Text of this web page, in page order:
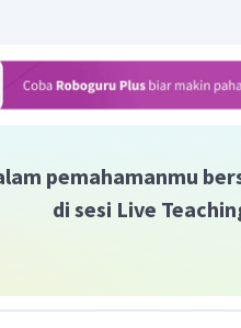
pemahamanmu
di sesi Live